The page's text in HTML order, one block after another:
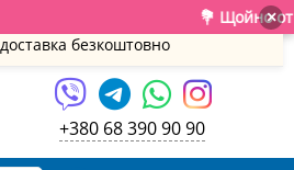
💐 Щойно ×
доставка безкоштовно
+380 68 390 90 90